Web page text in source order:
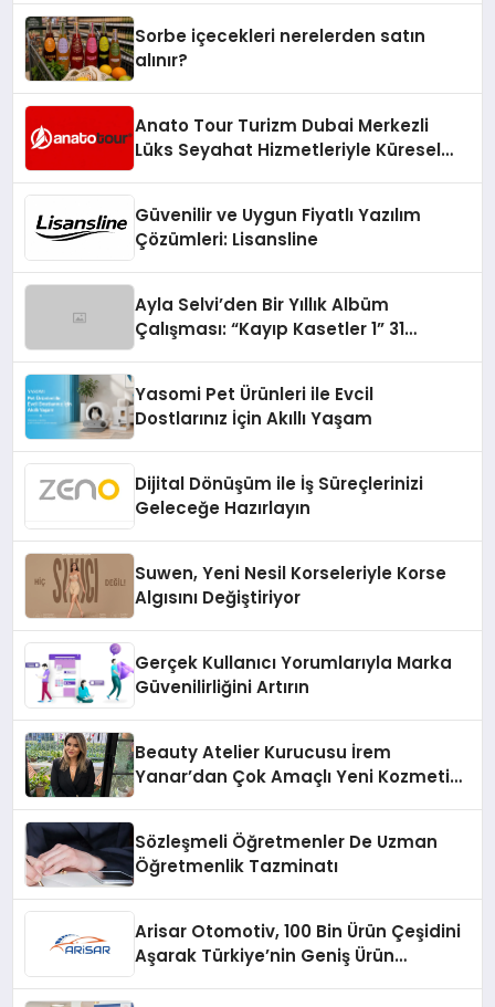
Sorbe içecekleri nerelerden satın
alınır?
Anato Tour Turizm Dubai Merkezli
Lüks Seyahat Hizmetleriyle Küresel
Güvenilir ve Uygun Fiyatlı Yazılım
Çözümleri: Lisansline
Ayla Selvi’den Bir Yıllık Albüm
Çalışması: “Kayıp Kasetler 1” 31
Yasomi Pet Ürünleri ile Evcil
Dostlarınız İçin Akıllı Yaşam
Dijital Dönüşüm ile İş Süreçlerinizi
Geleceğe Hazırlayın
Suwen, Yeni Nesil Korseleriyle Korse
Algısını Değiştiriyor
Gerçek Kullanıcı Yorumlarıyla Marka
Güvenilirliğini Artırın
Beauty Atelier Kurucusu İrem
Yanar’dan Çok Amaçlı Yeni Kozmetik
Sözleşmeli Öğretmenler De Uzman
Öğretmenlik Tazminatı
Arisar Otomotiv, 100 Bin Ürün Çeşidini
Aşarak Türkiye’nin Geniş Ürün